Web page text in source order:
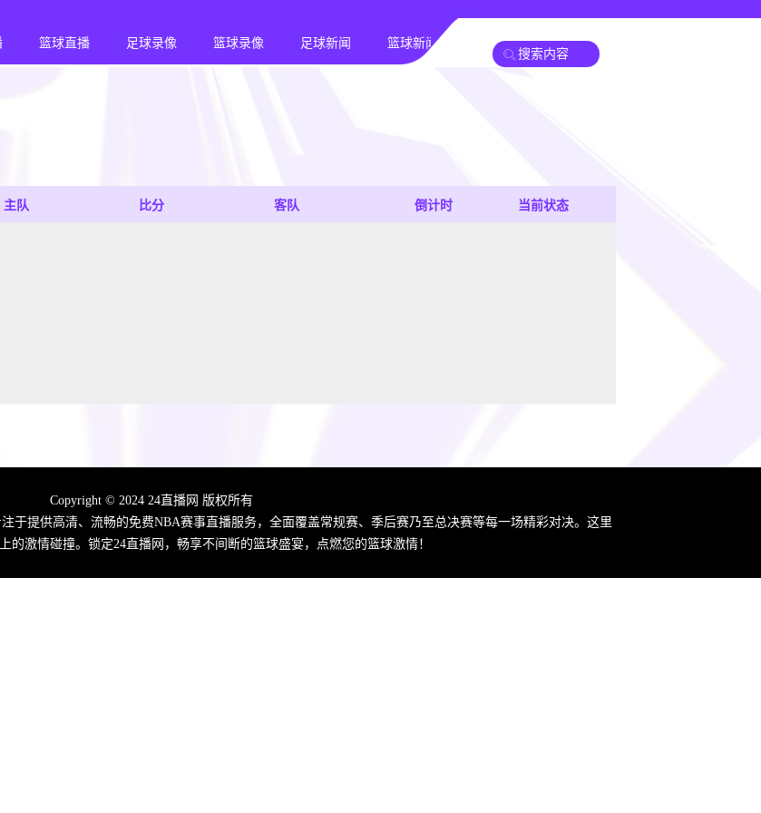
篮球直播 足球录像 篮球录像 足球新闻 篮球新闻
主队 比分 客队 倒计时 当前状态
Copyright © 2024 24直播网 版权所有
于提供高清、流畅的免费NBA赛事直播服务，全面覆盖常规赛、季后赛乃至总决赛等每一场精彩对决。这里
的激情碰撞。锁定24直播网，畅享不间断的篮球盛宴，点燃您的篮球激情！